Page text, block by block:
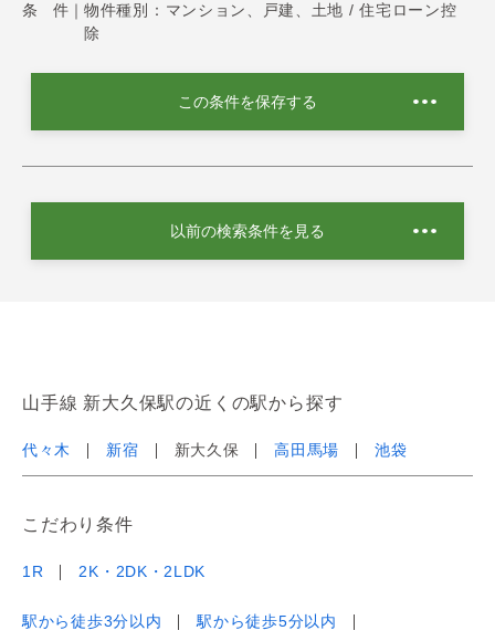
条 件｜ 物件種別：マンション、戸建、土地 / 住宅ローン控
除
この条件を保存する
以前の検索条件を見る
山手線 新大久保駅の近くの駅から探す
代々木 新宿 新大久保 高田馬場 池袋
こだわり条件
1R 2K・2DK・2LDK
駅から徒歩3分以内
駅から徒歩5分以内